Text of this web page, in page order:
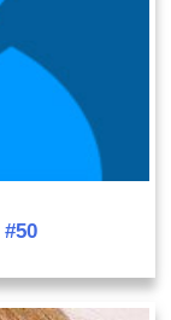
#50